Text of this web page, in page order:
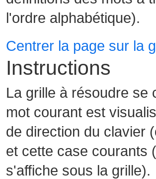
l'ordre alphabétique).
Centrer la page sur la
Instructions
La grille à résoudre se
mot courant est
de direction du clavier
et cette case courants
s'affiche sous la grille).